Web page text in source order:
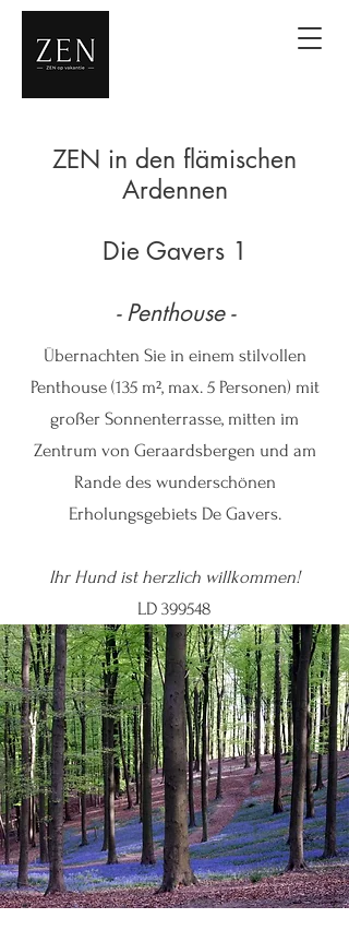
ZEN in den flämischen
Ardennen
Die Gavers 1
- Penthouse -
Übernachten Sie in einem stilvollen
Penthouse (135 m², max. 5 Personen) mit
großer Sonnenterrasse, mitten im
Zentrum von Geraardsbergen und am
Rande des wunderschönen
Erholungsgebiets De Gavers.
Ihr Hund ist herzlich willkommen!
LD 399548